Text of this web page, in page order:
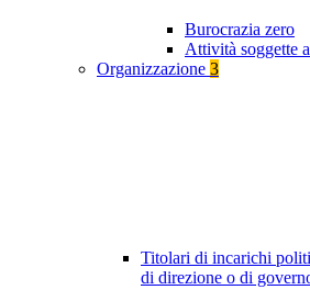
Burocrazia zero
Attività soggette
Organizzazione 3
Titolari di incarichi
di direzione o di